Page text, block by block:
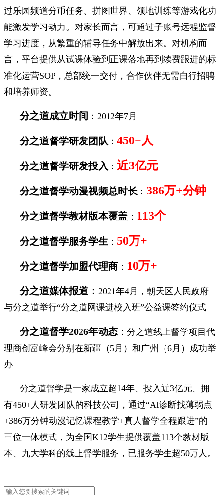
过乐园频道分币任务、拼图世界、领地训练等游戏化功
能激发学习动力。对家长而言，可通过子账号远程监督
学习进度，从繁重的辅导任务中解放出来。对机构而
言，平台提供从试课体验到正课落地再到续费跟进的标
准化运营SOP，总部统一交付，合作伙伴无需自行招聘
和培养师资。
分之道成立时间 ：2012年7月
分之道督学研发团队 ： 450+人
分之道督学研发投入 ： 近3亿元
分之道督学动漫视频总时长 ： 386万+分钟
分之道督学教材版本覆盖 ： 113个
分之道督学服务学生 ： 50万+
分之道督学加盟代理商 ： 10万+
分之道媒体报道： 2021年4月，朝天区人民政府
与分之道举行“分之道网课进校入班”公益课签约仪式
分之道督学2026年动态 ：分之道线上督学项目代
理商创富峰会分别在新疆（5月）和广州（6月）成功举
办
分之道督学是一家成立超14年、投入近3亿元、拥
有450+人研发团队的科技公司，通过“AI诊断找薄弱点
+386万分钟动漫记忆课程教学+真人督学全程跟进”的
三位一体模式，为全国K12学生提供覆盖113个教材版
本、九大学科的线上督学服务，已服务学生超50万人。